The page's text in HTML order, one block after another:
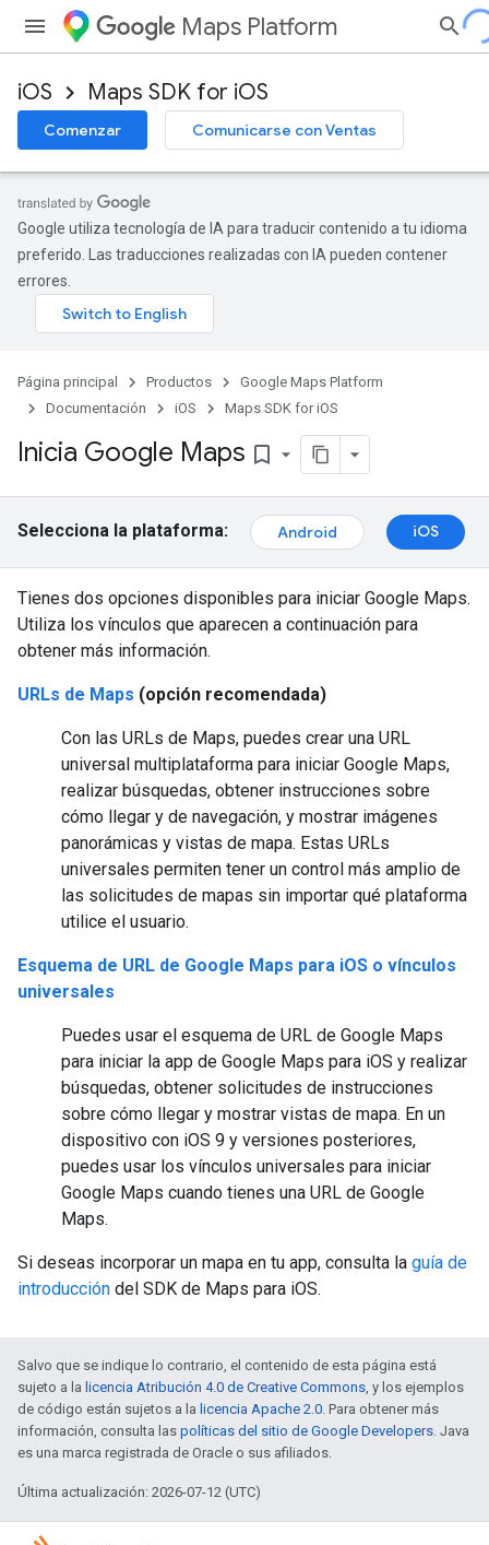
Maps Platform
iOS Maps SDK for iOS
Comenzar Comunicarse con Ventas
Google utiliza tecnología de IA para traducir contenido a tu idioma
preferido. Las traducciones realizadas con IA pueden contener
errores.
Página principal Productos
Google Maps Platform
Documentación
iOS Maps SDK for iOS
Inicia Google Maps bookmark_border
Selecciona la plataforma: Android iOS
Tienes dos opciones disponibles para iniciar Google Maps.
Utiliza los vínculos que aparecen a continuación para
obtener más información.
URLs de Maps (opción recomendada)
Con las URLs de Maps, puedes crear una URL
universal multiplataforma para iniciar Google Maps,
realizar búsquedas, obtener instrucciones sobre
cómo llegar y de navegación, y mostrar imágenes
panorámicas y vistas de mapa. Estas URLs
universales permiten tener un control más amplio de
las solicitudes de mapas sin importar qué plataforma
utilice el usuario.
Esquema de URL de Google Maps para iOS o vínculos
universales
Puedes usar el esquema de URL de Google Maps
para iniciar la app de Google Maps para iOS y realizar
búsquedas, obtener solicitudes de instrucciones
sobre cómo llegar y mostrar vistas de mapa. En un
dispositivo con iOS 9 y versiones posteriores,
puedes usar los vínculos universales para iniciar
Google Maps cuando tienes una URL de Google
Maps.
Si deseas incorporar un mapa en tu app, consulta la guía de
introducción del SDK de Maps para iOS.
Salvo que se indique lo contrario, el contenido de esta página está
sujeto a la licencia Atribución 4.0 de Creative Commons, y los ejemplos
de código están sujetos a la licencia Apache 2.0. Para obtener más
información, consulta las políticas del sitio de Google Developers. Java
es una marca registrada de Oracle o sus afiliados.
Última actualización: 2026-07-12 (UTC)